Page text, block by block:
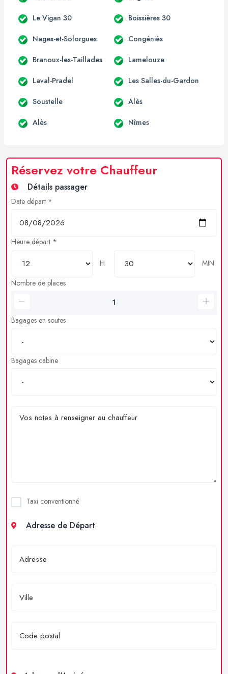
Le Vigan 30 Boissières 30
Nages-et-Solorgues Congéniès
Branoux-les-Taillades Lamelouze
Laval-Pradel Les Salles-du-Gardon
Soustelle Alès
Alès Nîmes
Réservez votre Chauffeur
Détails passager
Date départ *
Heure départ *
H
MIN
Nombre de places
Bagages en soutes
Bagages cabine
Taxi conventionné
Adresse de Départ